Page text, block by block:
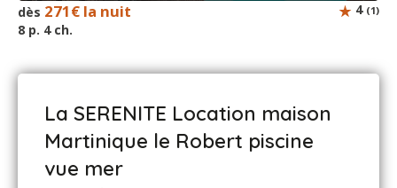
dès 271€ la nuit
8 p. 4 ch.
4 (1)
La SERENITE Location maison
Martinique le Robert piscine
vue mer